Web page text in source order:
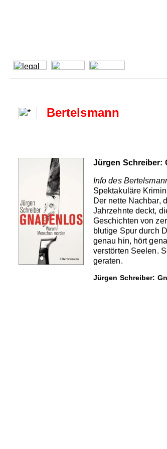
Bertelsmann
Jürgen Schreiber:
Info des
Spektakuläre
Der nette Nachbar,
Jahrzehnte deckt,
Geschichten von
blutige Spur durch
genau hin, hört
verstörten Seelen.
geraten.
Jürgen Schreiber: